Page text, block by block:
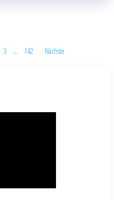
3 … 142 Nächste